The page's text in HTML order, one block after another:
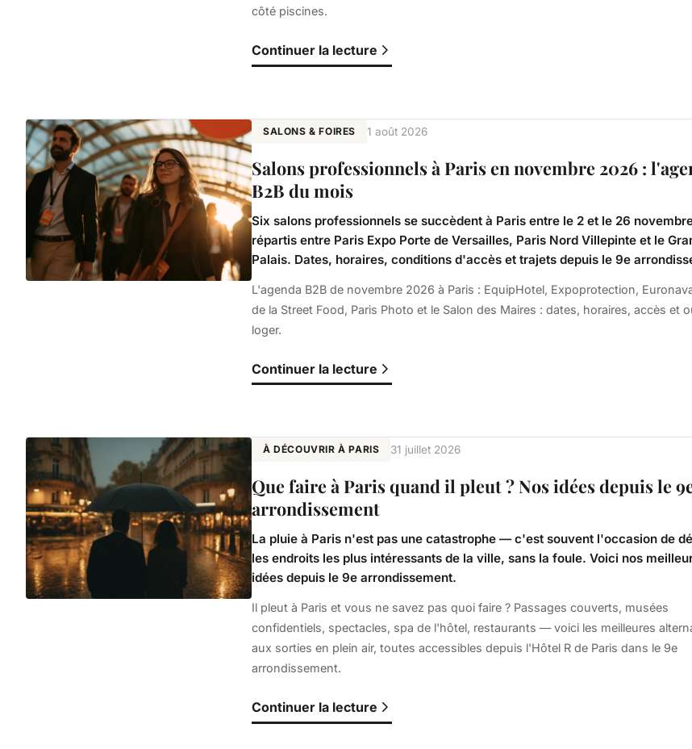
côté piscines.
Continuer la lecture
SALONS & FOIRES 1 août 2026
Salons professionnels à Paris en novembre 2026 :
B2B du mois
Six salons professionnels se succèdent à Paris entre le 2 et le 26
répartis entre Paris Expo Porte de Versailles, Paris Nord Villepinte et le
Palais. Dates, horaires, conditions d'accès et trajets depuis le 9e
L'agenda B2B de novembre 2026 à Paris : EquipHotel, Expoprotection,
de la Street Food, Paris Photo et le Salon des Maires : dates, horaires, accès et
loger.
Continuer la lecture
À DÉCOUVRIR À PARIS 31 juillet 2026
Que faire à Paris quand il pleut ? Nos idées depuis le
arrondissement
La pluie à Paris n'est pas une catastrophe — c'est souvent l'occasion de
les endroits les plus intéressants de la ville, sans la foule. Voici nos
idées depuis le 9e arrondissement.
Il pleut à Paris et vous ne savez pas quoi faire ? Passages couverts, musées
confidentiels, spectacles, spa de l'hôtel, restaurants — voici les meilleures
aux sorties en plein air, toutes accessibles depuis l'Hôtel R de Paris dans le 9e
arrondissement.
Continuer la lecture